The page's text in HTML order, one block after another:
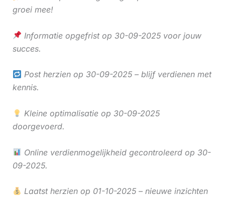
groei mee!
Informatie opgefrist op 30-09-2025 voor jouw
succes.
Post herzien op 30-09-2025 – blijf verdienen met
kennis.
Kleine optimalisatie op 30-09-2025
doorgevoerd.
Online verdienmogelijkheid gecontroleerd op 30-
09-2025.
Laatst herzien op 01-10-2025 – nieuwe inzichten